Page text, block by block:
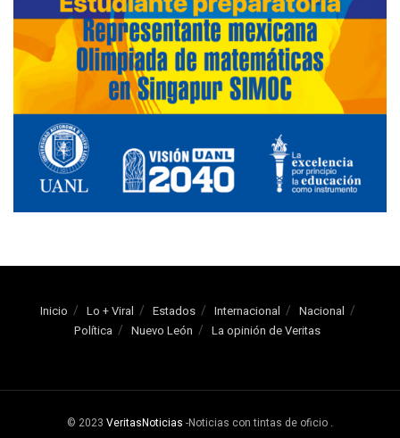
Inicio Lo + Viral Estados Internacional
Nacional
Política
Nuevo León La opinión de Veritas
© 2023 VeritasNoticias -Noticias con tintas de oficio .